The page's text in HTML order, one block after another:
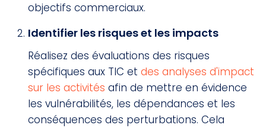
objectifs commerciaux.
Identifier les risques et les impacts
Réalisez des évaluations des risques
spécifiques aux TIC et des analyses d'impact
sur les activités afin de mettre en évidence
les vulnérabilités, les dépendances et les
conséquences des perturbations. Cela